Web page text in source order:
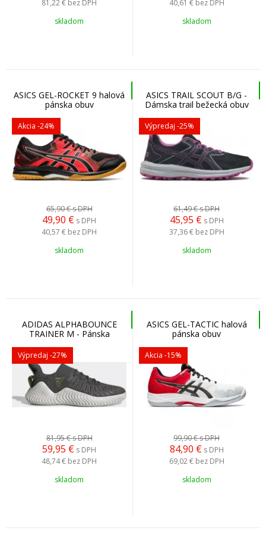
81,22 € bez DPH
skladom
40,61 € bez DPH
skladom
ASICS GEL-ROCKET 9 halová
pánska obuv
Akcia -24%
65,90 €s DPH
49,90 € s DPH
40,57 € bez DPH
skladom
ASICS TRAIL SCOUT B/G -
Dámska trail bežecká obuv
Výpredaj -25%
61,49 €s DPH
45,95 € s DPH
37,36 € bez DPH
skladom
ADIDAS ALPHABOUNCE
TRAINER M - Pánska
Výpredaj -27%
81,95 €s DPH
59,95 € s DPH
48,74 € bez DPH
skladom
ASICS GEL-TACTIC halová
pánska obuv
Akcia -15%
99,90 €s DPH
84,90 € s DPH
69,02 € bez DPH
skladom